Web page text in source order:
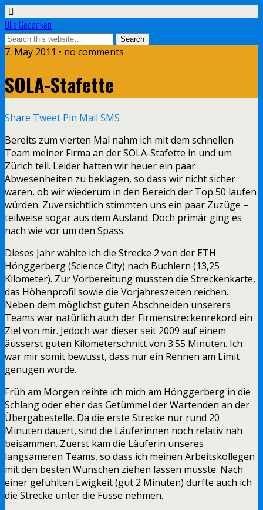
Olis Gedanken
7. May 2011 • no comments
SOLA-Stafette
Share Tweet Pin Mail SMS
Bereits zum vierten Mal nahm ich mit dem schnellen
Team meiner Firma an der SOLA-Stafette in und um
Zürich teil. Leider hatten wir heuer ein paar
Abwesenheiten zu beklagen, so dass wir nicht sicher
waren, ob wir wiederum in den Bereich der Top 50 laufen
würden. Zuversichtlich stimmten uns ein paar Zuzüge –
teilweise sogar aus dem Ausland. Doch primär ging es
nach wie vor um den Spass.
Dieses Jahr wählte ich die Strecke 2 von der ETH
Hönggerberg (Science City) nach Buchlern (13,25
Kilometer). Zur Vorbereitung mussten die Streckenkarte,
das Höhenprofil sowie die Vorjahreszeiten reichen.
Neben dem möglichst guten Abschneiden unserers
Teams war natürlich auch der Firmenstreckenrekord ein
Ziel von mir. Jedoch war dieser seit 2009 auf einem
äusserst guten Kilometerschnitt von 3:55 Minuten. Ich
war mir somit bewusst, dass nur ein Rennen am Limit
genügen würde.
Früh am Morgen reihte ich mich am Hönggerberg in die
Schlang oder eher das Getümmel der Wartenden an der
Übergabestelle. Da die erste Strecke nur rund 20
Minuten dauert, sind die Läuferinnen noch relativ nah
beisammen. Zuerst kam die Läuferin unseres
langsameren Teams, so dass ich meinen Arbeitskollegen
mit den besten Wünschen ziehen lassen musste. Nach
einer gefühlten Ewigkeit (gut 2 Minuten) durfte auch ich
die Strecke unter die Füsse nehmen.